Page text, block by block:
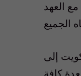
العهد
إلى